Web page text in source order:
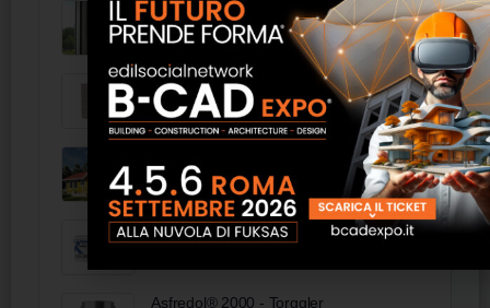
Infissi in alluminio Schüco - Coges
Infissi
Cassettiera con 4 cassetti - FAS Italia
Casa Prefabbricata 131 - Norges Hus
Resingum 7 IsolResine Edilizie
Asfredol® 2000 - Torggler